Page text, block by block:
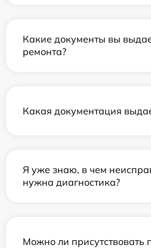
Какие документы вы
ремонта?
Какая документация
Я уже знаю, в чем
нужна диагностика?
Можно ли присутствовать